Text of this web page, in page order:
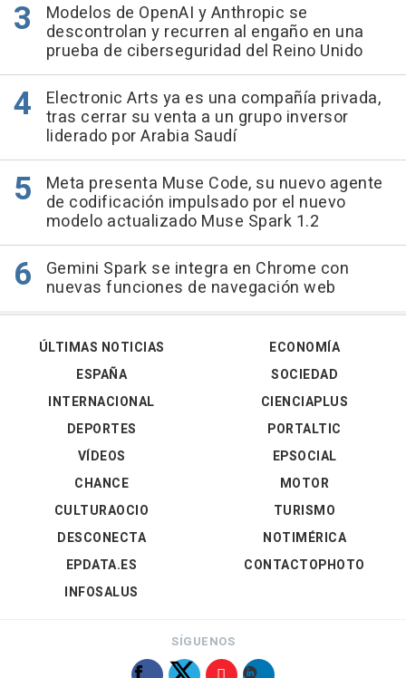
Modelos de OpenAI y Anthropic se
descontrolan y recurren al engaño en una
prueba de ciberseguridad del Reino Unido
Electronic Arts ya es una compañía privada,
tras cerrar su venta a un grupo inversor
liderado por Arabia Saudí
Meta presenta Muse Code, su nuevo agente
de codificación impulsado por el nuevo
modelo actualizado Muse Spark 1.2
Gemini Spark se integra en Chrome con
nuevas funciones de navegación web
ÚLTIMAS NOTICIAS
ESPAÑA
INTERNACIONAL
DEPORTES
VÍDEOS
ECONOMÍA
SOCIEDAD
CIENCIAPLUS
PORTALTIC
EPSOCIAL
CHANCE
CULTURAOCIO
DESCONECTA
EPDATA.ES
INFOSALUS
MOTOR
TURISMO
NOTIMÉRICA
CONTACTOPHOTO
SÍGUENOS